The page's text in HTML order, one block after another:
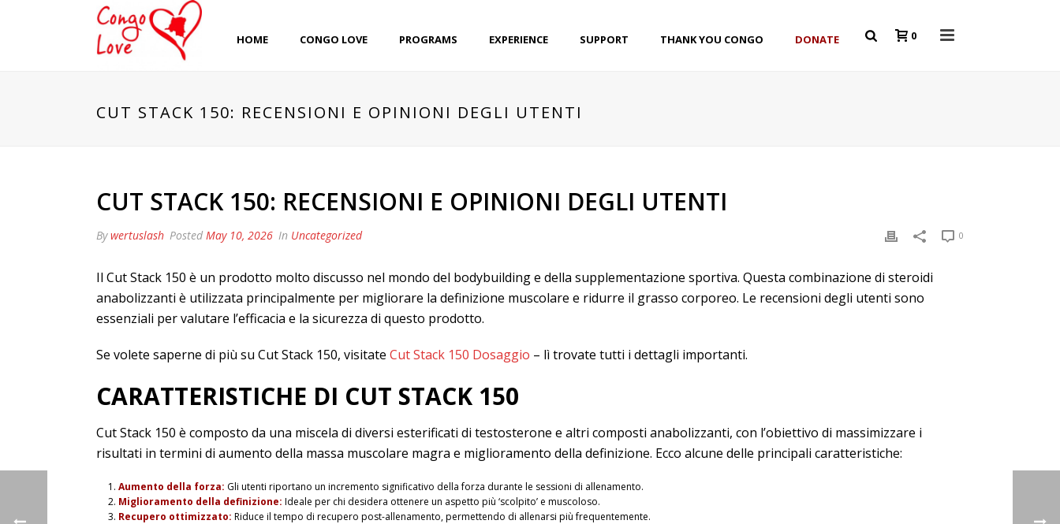
HOME CONGO LOVE PROGRAMS EXPERIENCE SUPPORT THANK YOU CONGO DONATE 0
CUT STACK 150: RECENSIONI E OPINIONI DEGLI UTENTI
CUT STACK 150: RECENSIONI E OPINIONI DEGLI UTENTI
Bywertuslash Posted May 10, 2026 In Uncategorized 0
Il Cut Stack 150 è un prodotto molto discusso nel mondo del bodybuilding e della supplementazione sportiva. Questa combinazione di steroidi
anabolizzanti è utilizzata principalmente per migliorare la definizione muscolare e ridurre il grasso corporeo. Le recensioni degli utenti sono
essenziali per valutare l’efficacia e la sicurezza di questo prodotto.
Se volete saperne di più su Cut Stack 150, visitate Cut Stack 150 Dosaggio – lì trovate tutti i dettagli importanti.
CARATTERISTICHE DI CUT STACK 150
Cut Stack 150 è composto da una miscela di diversi esterificati di testosterone e altri composti anabolizzanti, con l’obiettivo di massimizzare i
risultati in termini di aumento della massa muscolare magra e miglioramento della definizione. Ecco alcune delle principali caratteristiche:
Aumento della forza: Gli utenti riportano un incremento significativo della forza durante le sessioni di allenamento.
Miglioramento della definizione: Ideale per chi desidera ottenere un aspetto più ‘scolpito’ e muscoloso.
Recupero ottimizzato: Riduce il tempo di recupero post-allenamento, permettendo di allenarsi più frequentemente.